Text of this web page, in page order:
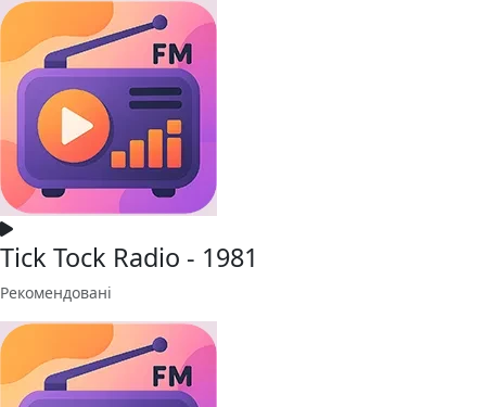
Tick Tock Radio - 1981
Рекомендовані